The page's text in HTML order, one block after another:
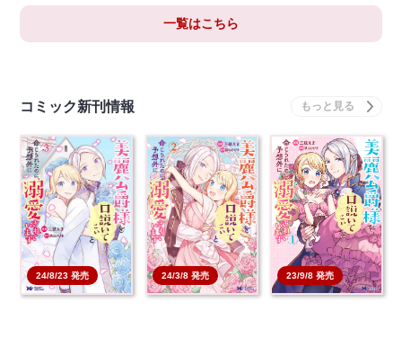
一覧はこちら
コミック新刊情報
24/8/23 発売 24/3/8 発売 23/9/8 発売